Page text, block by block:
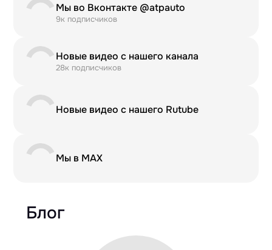
Мы во Вконтакте @atpauto
9к подписчиков
Новые видео с нашего канала
28к подписчиков
Новые видео с нашего Rutube
Мы в MAX
Блог